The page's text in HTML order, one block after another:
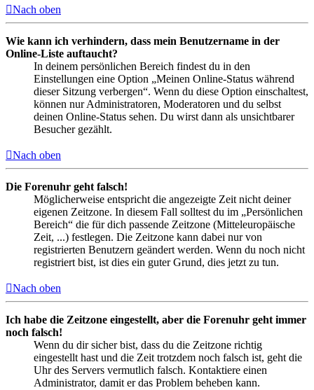
Nach oben
Wie kann ich verhindern, dass mein Benutzername in der
Online-Liste auftaucht?
In deinem persönlichen Bereich findest du in den
Einstellungen eine Option „Meinen Online-Status während
dieser Sitzung verbergen“. Wenn du diese Option einschaltest,
können nur Administratoren, Moderatoren und du selbst
deinen Online-Status sehen. Du wirst dann als unsichtbarer
Besucher gezählt.
Nach oben
Die Forenuhr geht falsch!
Möglicherweise entspricht die angezeigte Zeit nicht deiner
eigenen Zeitzone. In diesem Fall solltest du im „Persönlichen
Bereich“ die für dich passende Zeitzone (Mitteleuropäische
Zeit, ...) festlegen. Die Zeitzone kann dabei nur von
registrierten Benutzern geändert werden. Wenn du noch nicht
registriert bist, ist dies ein guter Grund, dies jetzt zu tun.
Nach oben
Ich habe die Zeitzone eingestellt, aber die Forenuhr geht immer
noch falsch!
Wenn du dir sicher bist, dass du die Zeitzone richtig
eingestellt hast und die Zeit trotzdem noch falsch ist, geht die
Uhr des Servers vermutlich falsch. Kontaktiere einen
Administrator, damit er das Problem beheben kann.